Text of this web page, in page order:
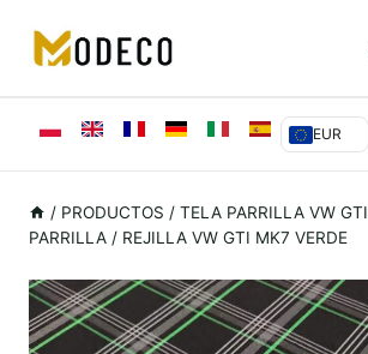
Contenido
EUR
/ PRODUCTOS / TELA PARRILLA VW GTI
PARRILLA / REJILLA VW GTI MK7 VERDE